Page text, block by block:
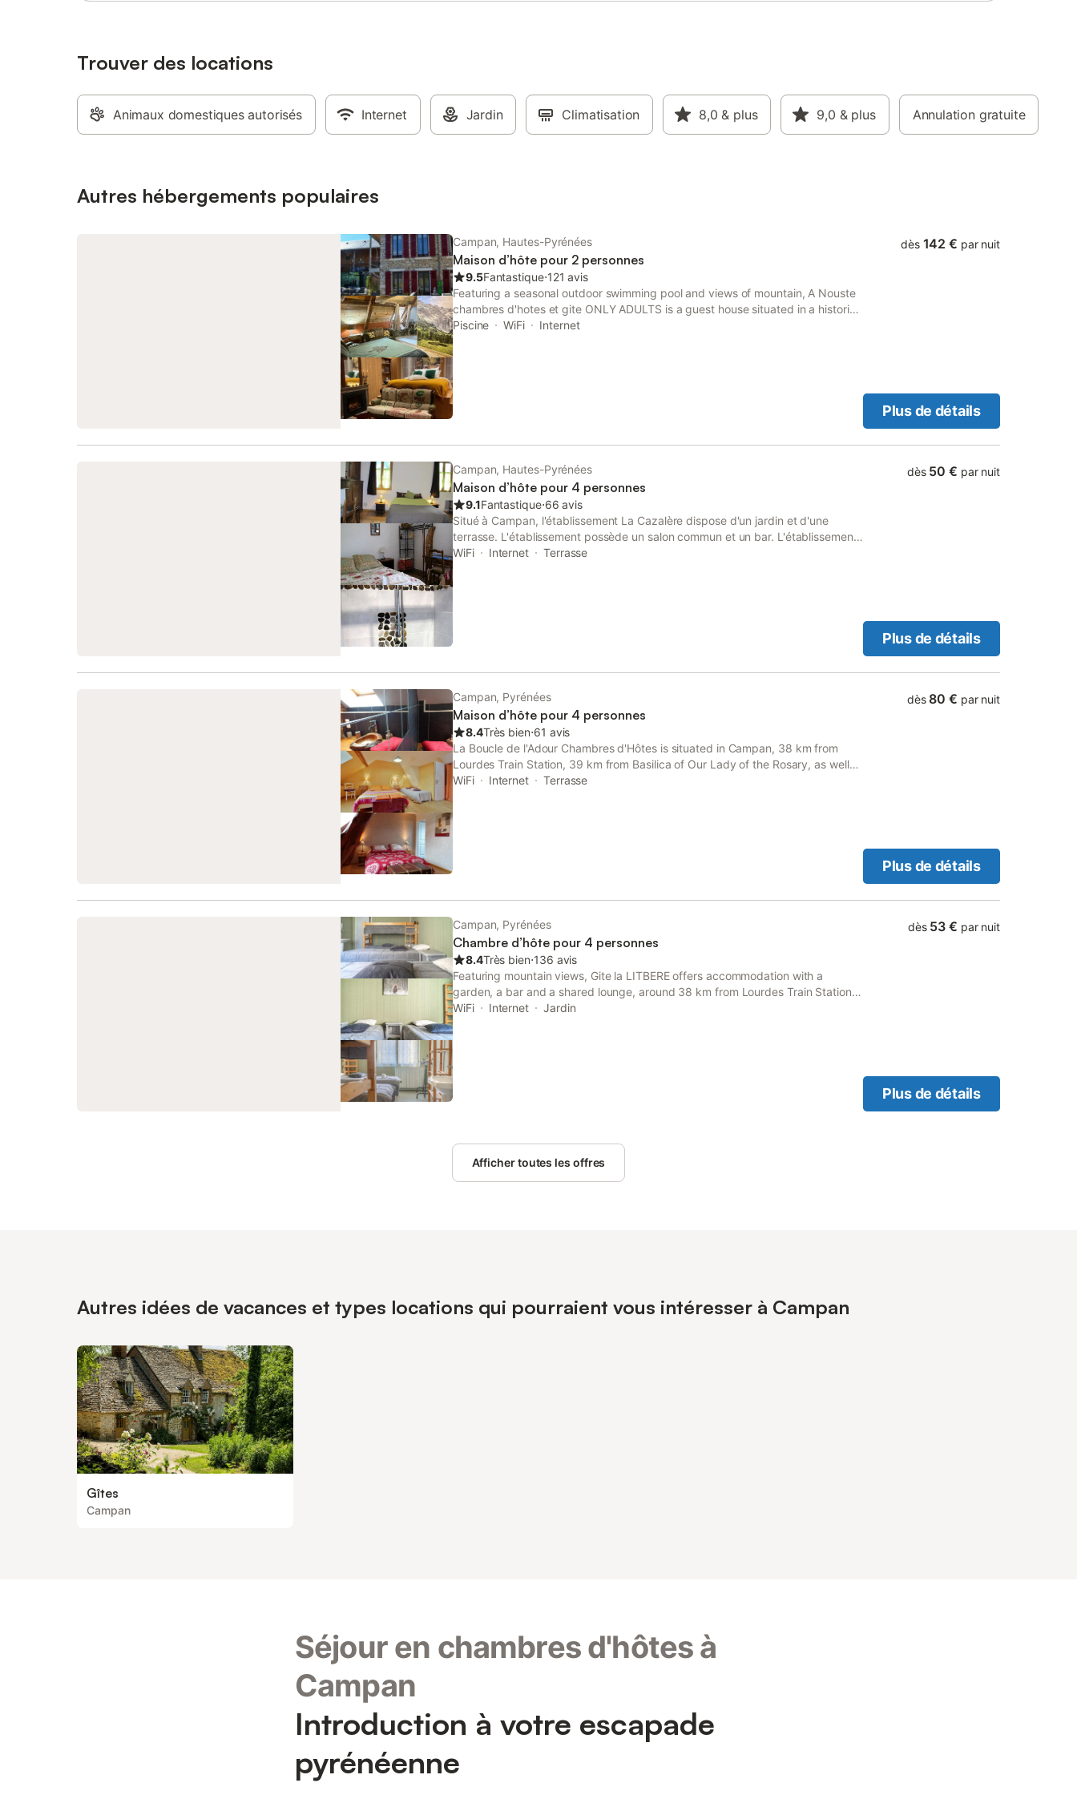
pistes de ski à 8,5 km. Un local à skis est
à disposition pour les séjours hivernaux.
Trouver des locations
Animaux domestiques autorisés Internet Jardin Climatisation 8,0 & plus 9,0 & plus Annulation gratuite
Autres hébergements populaires
Campan, Hautes-Pyrénées
Maison d’hôte pour 2 personnes
9.5Fantastique⋅121 avis
Featuring a seasonal outdoor swimming pool and views of mountain, A Nouste
chambres d'hotes et gite ONLY ADULTS is a guest house situated in a historic
building in Campan, 28 km from Lourdes Train Station.
Piscine WiFi Internet
dès 142 € par nuit
Plus de détails
Campan, Hautes-Pyrénées
Maison d’hôte pour 4 personnes
9.1Fantastique⋅66 avis
Situé à Campan, l'établissement La Cazalère dispose d'un jardin et d'une
terrasse. L'établissement possède un salon commun et un bar. L'établissement
propose des transferts aéroport et un service de location de matériel de ski.
WiFi Internet Terrasse
dès 50 € par nuit
Plus de détails
Campan, Pyrénées
Maison d’hôte pour 4 personnes
8.4Très bien⋅61 avis
La Boucle de l'Adour Chambres d'Hôtes is situated in Campan, 38 km from
Lourdes Train Station, 39 km from Basilica of Our Lady of the Rosary, as well
as 8.5 km from Col d'Aspin.
WiFi Internet Terrasse
dès 80 € par nuit
Plus de détails
Campan, Pyrénées
Chambre d’hôte pour 4 personnes
8.4Très bien⋅136 avis
Featuring mountain views, Gite la LITBERE offers accommodation with a
garden, a bar and a shared lounge, around 38 km from Lourdes Train Station.
There is an on-site restaurant, plus free private parking and free WiFi are
WiFi Internet Jardin
dès 53 € par nuit
Plus de détails
Afficher toutes les offres
Autres idées de vacances et types locations qui pourraient vous intéresser à Campan
Gîtes
Campan
Séjour en chambres d'hôtes à
Campan
Introduction à votre escapade
pyrénéenne